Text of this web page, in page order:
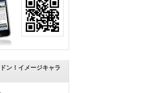
ン！イメージキャラ